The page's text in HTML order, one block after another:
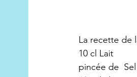
La recette de
10 cl Lait
pincée de  Sel